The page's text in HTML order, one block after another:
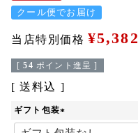
クール便でお届け
当店特別価格 ¥5,382
[ 54 ポイント進呈 ]
送料込
ギフト包装